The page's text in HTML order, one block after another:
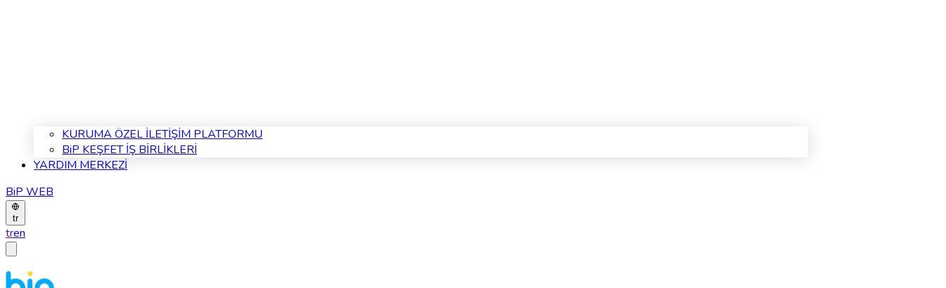
KURUMA ÖZEL İLETİŞİM PLATFORMU
BiP KEŞFET İŞ BİRLİKLERİ
YARDIM MERKEZİ
BiP WEB
tr
tren